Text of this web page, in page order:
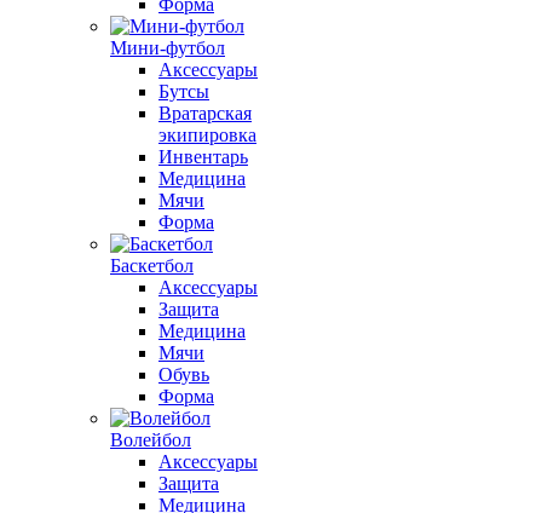
Форма
Мини-футбол
Аксессуары
Бутсы
Вратарская
экипировка
Инвентарь
Медицина
Мячи
Форма
Баскетбол
Аксессуары
Защита
Медицина
Мячи
Обувь
Форма
Волейбол
Аксессуары
Защита
Медицина